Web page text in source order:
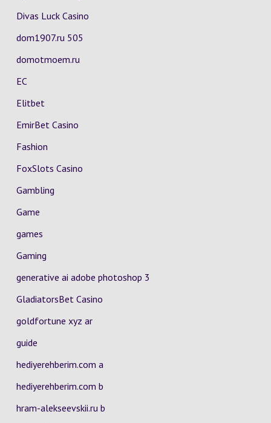
Divas Luck Casino
dom1907.ru 505
domotmoem.ru
EC
Elitbet
EmirBet Casino
Fashion
FoxSlots Casino
Gambling
Game
games
Gaming
generative ai adobe photoshop 3
GladiatorsBet Casino
goldfortune xyz ar
guide
hediyerehberim.com a
hediyerehberim.com b
hram-alekseevskii.ru b